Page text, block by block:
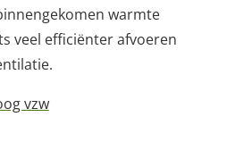
warmte
veel efficiënter afvoeren
vzw